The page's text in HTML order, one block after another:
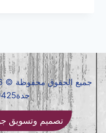
جدة0536399425
تصميم وتسويق جون